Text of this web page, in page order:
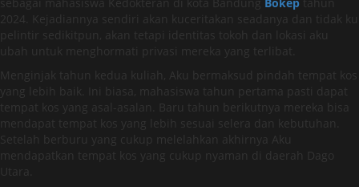
2024. Kejadiannya sendiri akan kuceritakan seadanya dan tidak ku
pelintir sedikitpun, akan tetapi identitas tokoh dan lokasi aku
ubah untuk menghormati privasi mereka yang terlibat.
Menginjak tahun kedua kuliah, Aku bermaksud pindah tempat kos
yang lebih baik. Ini biasa, mahasiswa tahun pertama pasti dapat
tempat kos yang asal-asalan. Baru tahun berikutnya mereka bisa
mendapat tempat kos yang lebih sesuai selera dan kebutuhan.
Setelah berburu yang cukup melelahkan akhirnya Aku
mendapatkan tempat kos yang cukup nyaman di daerah Dago
Utara.